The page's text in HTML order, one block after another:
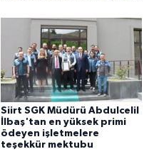
Siirt SGK Müdürü Abdulcelil
İlbaş'tan en yüksek primi
ödeyen işletmelere
teşekkür mektubu